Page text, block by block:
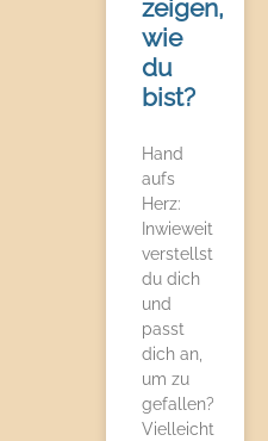
zeigen,
wie
du
bist?
Hand
aufs
Herz:
Inwieweit
verstellst
du dich
und
passt
dich an,
um zu
gefallen?
Vielleicht